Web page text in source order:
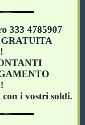
333 4785907
con i vostri soldi.